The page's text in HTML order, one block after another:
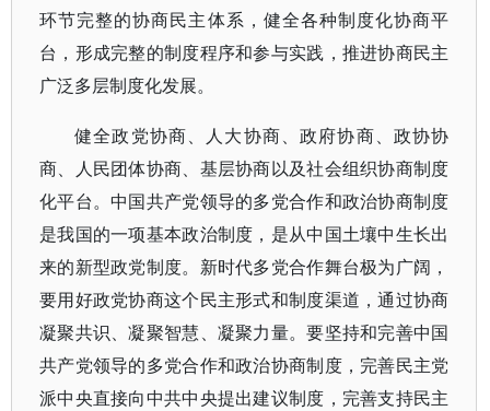
环节完整的协商民主体系，健全各种制度化协商平
台，形成完整的制度程序和参与实践，推进协商民主
广泛多层制度化发展。
健全政党协商、人大协商、政府协商、政协协
商、人民团体协商、基层协商以及社会组织协商制度
化平台。中国共产党领导的多党合作和政治协商制度
是我国的一项基本政治制度，是从中国土壤中生长出
来的新型政党制度。新时代多党合作舞台极为广阔，
要用好政党协商这个民主形式和制度渠道，通过协商
凝聚共识、凝聚智慧、凝聚力量。要坚持和完善中国
共产党领导的多党合作和政治协商制度，完善民主党
派中央直接向中共中央提出建议制度，完善支持民主